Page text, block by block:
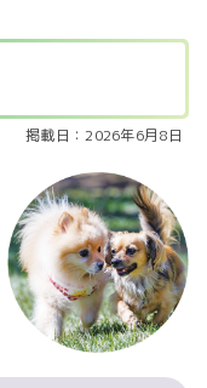
掲載日：2026年6月8日